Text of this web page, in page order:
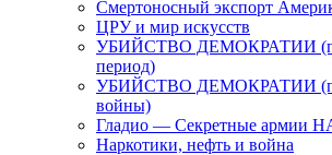
Смертоносный экспорт
ЦРУ и мир искусств
УБИЙСТВО ДЕМОКРАТИИ
период)
УБИЙСТВО ДЕМОКРАТИИ
войны)
Гладио — Секретные армии
Наркотики, нефть и война